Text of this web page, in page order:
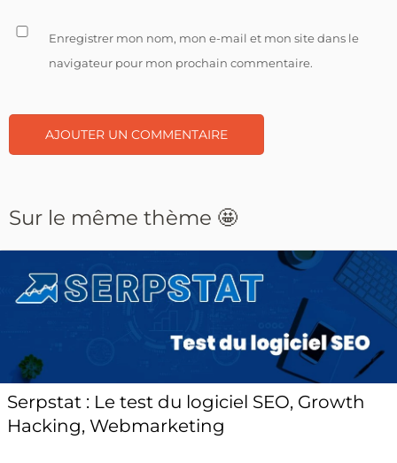
Enregistrer mon nom, mon e-mail et mon site dans le
navigateur pour mon prochain commentaire.
Sur le même thème 🤩
Serpstat : Le test du logiciel SEO, Growth
Hacking, Webmarketing